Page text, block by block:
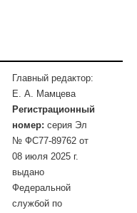
Главный редактор:
Е. А. Мамцева
Регистрационный
номер: серия Эл
№ ФС77-89762 от
08 июля 2025 г.
выдано
Федеральной
службой по